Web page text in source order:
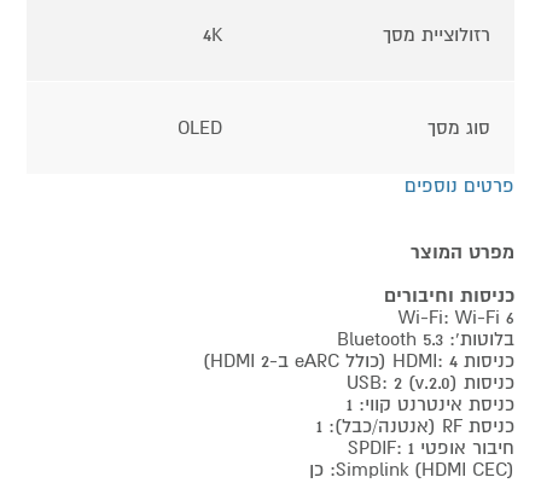
רזולוציית מסך 4K
סוג מסך OLED
פרטים נוספים
מפרט המוצר
כניסות וחיבורים
Wi-Fi: Wi-Fi 6
בלוטות': Bluetooth 5.3
כניסות HDMI: 4 (כולל eARC ב-HDMI 2)
כניסות USB: 2 (v.2.0)
כניסת אינטרנט קווי: 1
כניסת RF (אנטנה/כבל): 1
חיבור אופטי SPDIF: 1
Simplink (HDMI CEC): כן